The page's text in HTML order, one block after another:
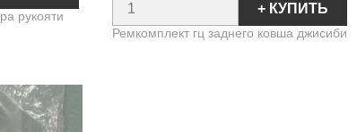
рукояти
+ КУПИТЬ
Ремкомплект гц заднего ковша джисиби